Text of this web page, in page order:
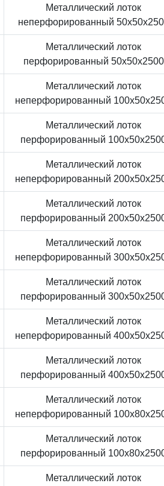
Металлический лоток
неперфорированный
Металлический лоток
перфорированный 50x50x2500
Металлический лоток
неперфорированный
Металлический лоток
перфорированный
Металлический лоток
неперфорированный
Металлический лоток
перфорированный
Металлический лоток
неперфорированный
Металлический лоток
перфорированный
Металлический лоток
неперфорированный
Металлический лоток
перфорированный
Металлический лоток
неперфорированный
Металлический лоток
перфорированный
Металлический лоток